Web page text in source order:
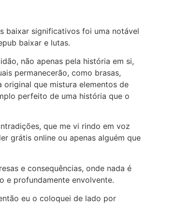
baixar significativos foi uma notável
baixar e lutas.
não apenas pela história em si,
permanecerão, como brasas,
que mistura elementos de
perfeito de uma história que o
que me vi rindo em voz
grátis online ou apenas alguém que
e consequências, onde nada é
e profundamente envolvente.
eu o coloquei de lado por